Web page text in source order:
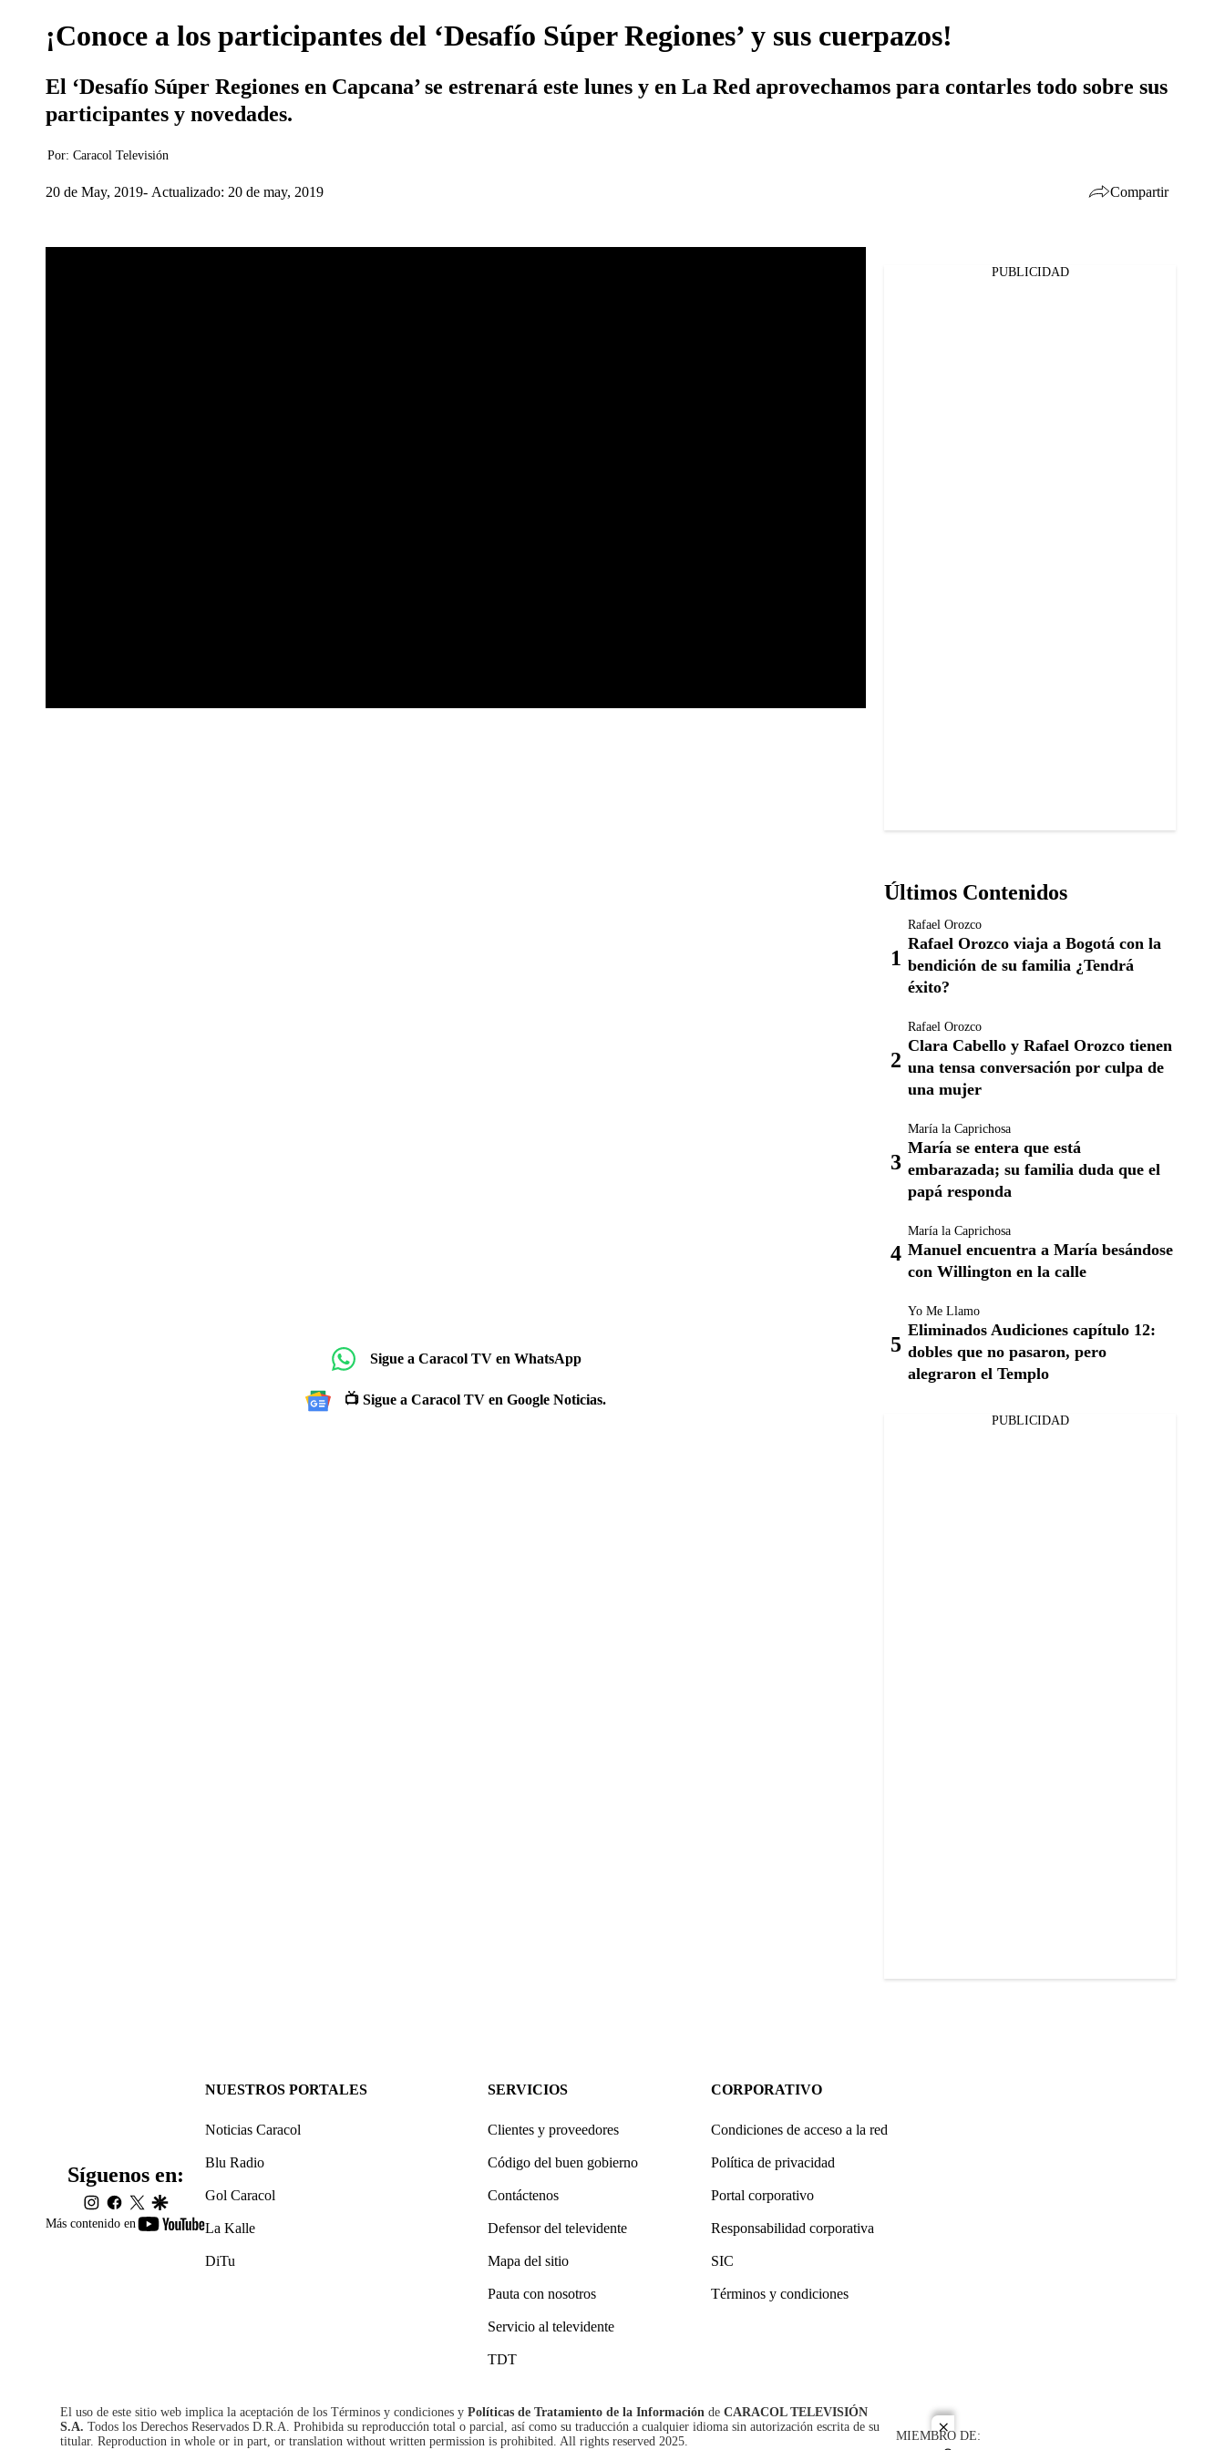
close
¡Conoce a los participantes del ‘Desafío Súper Regiones’ y sus cuerpazos!
El ‘Desafío Súper Regiones en Capcana’ se estrenará este lunes y en La Red aprovechamos para contarles todo sobre sus
participantes y novedades.
Por: Caracol Televisión
20 de May, 2019 Actualizado: 20 de may, 2019 Compartir
Sigue a Caracol TV en WhatsApp
📺 Sigue a Caracol TV en Google Noticias.
PUBLICIDAD
Últimos Contenidos
Rafael Orozco
Rafael Orozco viaja a Bogotá con la
bendición de su familia ¿Tendrá
éxito?
Rafael Orozco
Clara Cabello y Rafael Orozco tienen
una tensa conversación por culpa de
una mujer
María la Caprichosa
María se entera que está
embarazada; su familia duda que el
papá responda
María la Caprichosa
Manuel encuentra a María besándose
con Willington en la calle
Yo Me Llamo
Eliminados Audiciones capítulo 12:
dobles que no pasaron, pero
alegraron el Templo
PUBLICIDAD
Más contenido en
youtube-
Síguenos en:
instagram
facebook
twittergoogle
NUESTROS PORTALES
Noticias Caracol
Blu Radio
Gol Caracol
La Kalle
DiTu
SERVICIOS
Clientes y proveedores
Código del buen gobierno
Contáctenos
Defensor del televidente
Mapa del sitio
Pauta con nosotros
Servicio al televidente
TDT
CORPORATIVO
Condiciones de acceso a la red
Política de privacidad
Portal corporativo
Responsabilidad corporativa
SIC
Términos y condiciones
El uso de este sitio web implica la aceptación de los Términos y condiciones y Políticas de Tratamiento de la Información de CARACOL TELEVISIÓN
S.A. Todos los Derechos Reservados D.R.A. Prohibida su reproducción total o parcial, así como su traducción a cualquier idioma sin autorización escrita de su
titular. Reproduction in whole or in part, or translation without written permission is prohibited. All rights reserved 2025.
MIEMBRO DE: